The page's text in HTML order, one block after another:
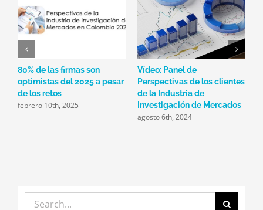
80% de las firmas son
optimistas del 2025 a pesar
de los retos
febrero 10th, 2025
Vídeo: Panel de
Perspectivas de los clientes
de la Industria de
Investigación de Mercados
agosto 6th, 2024
Search